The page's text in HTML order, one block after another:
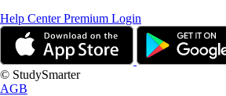
Help CenterPremium Login
© StudySmarter
AGB